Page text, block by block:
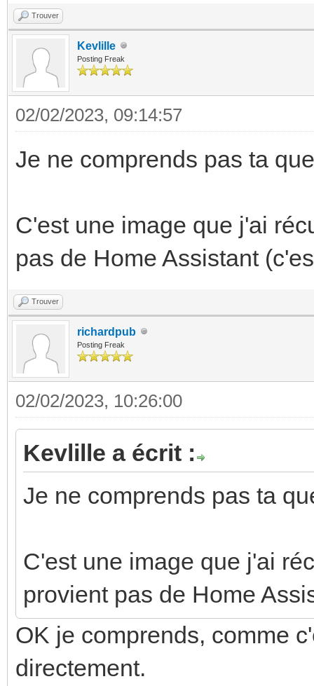
label: Volets
Trouver
Kevlille
Posting Freak
02/02/2023, 09:14:57
Je ne comprends pas ta
C'est une image que j'ai
pas de Home Assistant
Trouver
richardpub
Posting Freak
02/02/2023, 10:26:00
Kevlille a écrit :
Je ne comprends pas ta
C'est une image que j'ai
provient pas de Home
OK je comprends, comme
directement.